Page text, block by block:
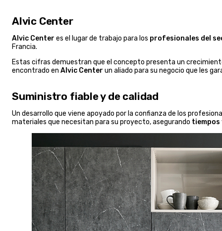
Alvic Center
Alvic Center es el lugar de trabajo para los profesionales del
Francia.
Estas cifras demuestran que el concepto presenta un
encontrado en Alvic Center un aliado para su negocio que les
Suministro fiable y de calidad
Un desarrollo que viene apoyado por la confianza de los
materiales que necesitan para su proyecto, asegurando tiempos